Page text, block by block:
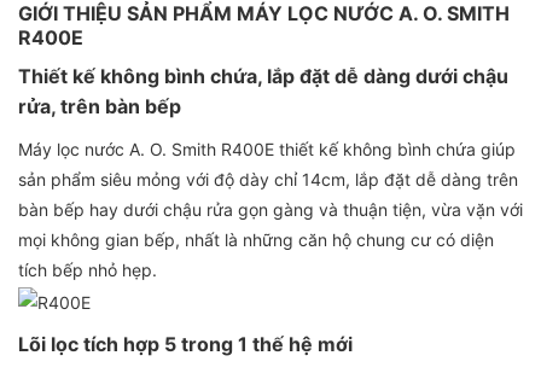
GIỚI THIỆU SẢN PHẨM MÁY LỌC NƯỚC A. O. SMITH
R400E
Thiết kế không bình chứa, lắp đặt dễ dàng dưới chậu
rửa, trên bàn bếp
Máy lọc nước A. O. Smith R400E thiết kế không bình chứa giúp
sản phẩm siêu mỏng với độ dày chỉ 14cm, lắp đặt dễ dàng trên
bàn bếp hay dưới chậu rửa gọn gàng và thuận tiện, vừa vặn với
mọi không gian bếp, nhất là những căn hộ chung cư có diện
tích bếp nhỏ hẹp.
Lõi lọc tích hợp 5 trong 1 thế hệ mới